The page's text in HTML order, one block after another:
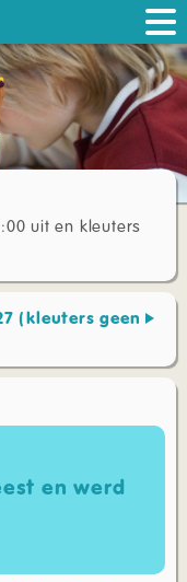
uit en kleuters
(kleuters geen
en werd